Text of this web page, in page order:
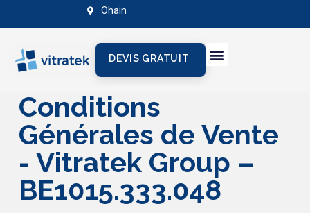
Ohain
DEVIS GRATUIT
Conditions
Générales de Vente
- Vitratek Group –
BE1015.333.048